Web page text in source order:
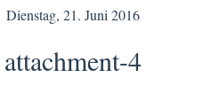
Dienstag, 21. Juni 2016
attachment-4